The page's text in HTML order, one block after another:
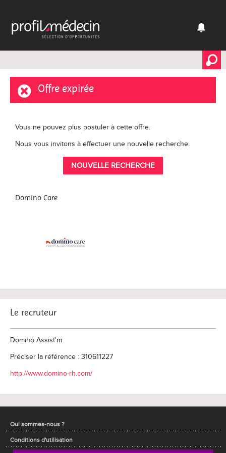
Offre expirée
Vous ne pouvez plus postuler à cette offre.
Nous vous invitons à effectuer une nouvelle recherche.
NOUVELLE RECHERCHE
Domino Care
Le recruteur
Domino Assist'm
Préciser la référence : 310611227
http://www.domino-rh.com/
Qui sommes-nous ?
Conditions d'utilisation